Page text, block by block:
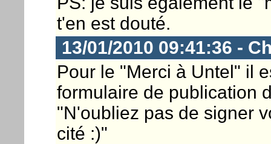
t'en est douté.
13/01/2010 09:41:36 -
Pour le "Merci à Untel" il
formulaire de publication
"N'oubliez pas de signer
cité :)"